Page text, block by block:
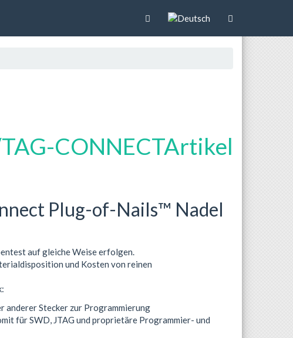
Plug-of-Nails™ Nadel
auf gleiche Weise erfolgen.
und Kosten von reinen
anderer Stecker zur Programmierung
für SWD, JTAG und proprietäre Programmier- und